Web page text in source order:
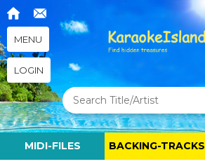
MENU
LOGIN
MIDI-FILES BACKING-TRACKS